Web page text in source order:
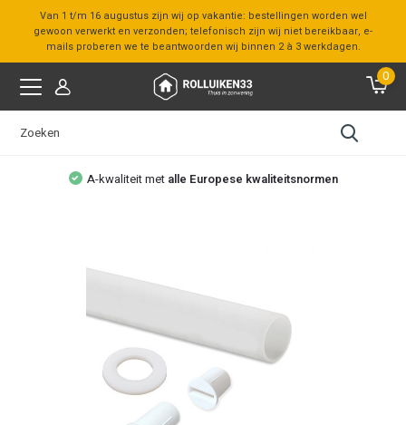
Van 1 t/m 16 augustus zijn wij op vakantie: bestellingen worden wel
gewoon verwerkt en verzonden; telefonisch zijn wij niet bereikbaar, e-
mails proberen we te beantwoorden wij binnen 2 à 3 werkdagen.
0
A-kwaliteit met alle Europese kwaliteitsnormen